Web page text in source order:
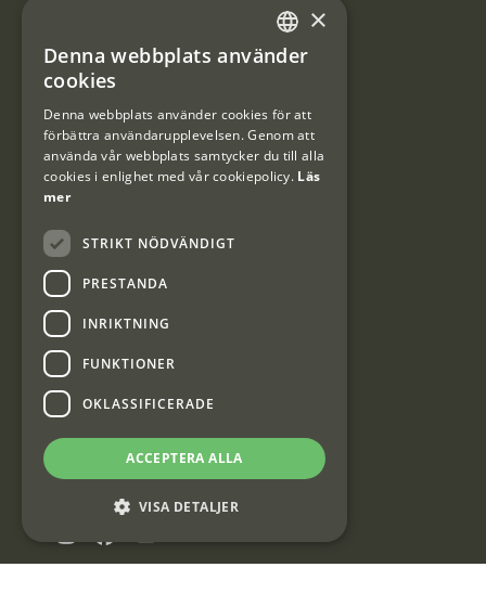
Användarvillkor
#Interjaktfamily
Kundklubb
Information om kundklubben.
Interjakt SE
Interjakt Sweden AB, Årjäng
SWEDISH
×
Denna webbplats använder
cookies
Denna webbplats använder cookies för att
förbättra användarupplevelsen. Genom att
använda vår webbplats samtycker du till alla
cookies i enlighet med vår cookiepolicy. Läs
mer
STRIKT NÖDVÄNDIGT
PRESTANDA
INRIKTNING
FUNKTIONER
OKLASSIFICERADE
ACCEPTERA ALLA
VISA DETALJER